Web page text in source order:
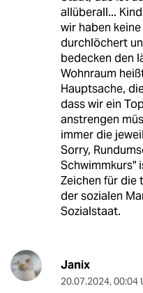
allüberall...
wir haben
durchlöchert
bedecken den
Wohnraum
Hauptsache,
dass wir ein
anstrengen
immer die
Sorry,
Schwimmkurs"
Zeichen für die
der sozialen
Sozialstaat.
Janix
20.07.2024, 00:04